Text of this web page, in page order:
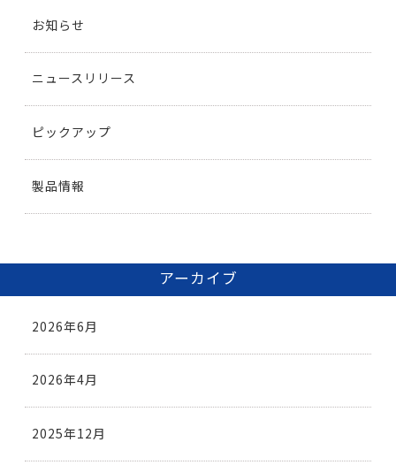
お知らせ
ニュースリリース
ピックアップ
製品情報
アーカイブ
2026年6月
2026年4月
2025年12月